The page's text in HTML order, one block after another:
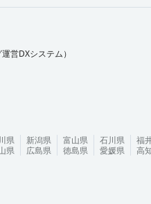
営DXシステム）
県 新潟県 富山県 石川県 福
県 広島県 徳島県 愛媛県 高